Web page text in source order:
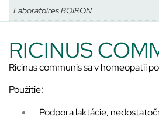
Laboratoires BOIRON
RICINUS
Ricinus communis sa v homeopatii
Použitie:
Podpora laktácie,